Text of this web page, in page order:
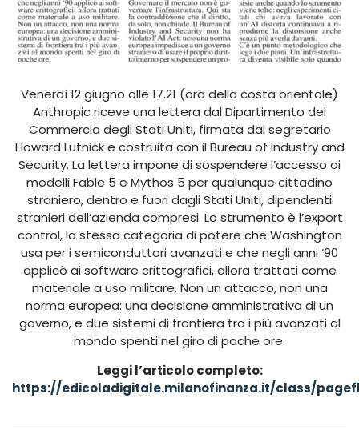
Venerdì 12 giugno alle 17.21 (ora della costa orientale)
Anthropic riceve una lettera dal Dipartimento del
Commercio degli Stati Uniti, firmata dal segretario
Howard Lutnick e costruita con il Bureau of Industry and
Security. La lettera impone di sospendere l’accesso ai
modelli Fable 5 e Mythos 5 per qualunque cittadino
straniero, dentro e fuori dagli Stati Uniti, dipendenti
stranieri dell’azienda compresi. Lo strumento è l’export
control, la stessa categoria di potere che Washington
usa per i semiconduttori avanzati e che negli anni ‘90
applicò ai software crittografici, allora trattati come
materiale a uso militare. Non un attacco, non una
norma europea: una decisione amministrativa di un
governo, e due sistemi di frontiera tra i più avanzati al
mondo spenti nel giro di poche ore.
Leggi l’articolo completo:
https://edicoladigitale.milanofinanza.it/class/